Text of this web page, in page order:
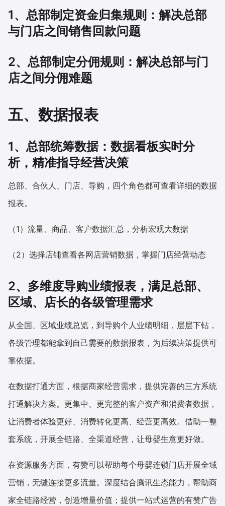
1、总部制定资金归集规则：解决总部
与门店之间销售回款问题
2、总部制定分佣规则：解决总部与门
店之间分佣难题
五、数据报表
1、总部统筹数据：数据看板实时分
析，精准指导经营决策
总部、合伙人、门店、导购，四个角色都可查看详细的数据
报表。
（1）流量、商品、客户数据汇总，分析宏观大数据
（2）选择店铺查看各网店营销数据，掌握门店经营动态
2、多维度导购业绩报表，满足总部、
区域、店长的各级管理需求
从全国、区域业绩总览，到导购个人业绩明细，层层下钻，
各级管理都能拿到自己需要的数据报表，为后续决策提供可
靠依据。
在数据打通方面，根据商家经营需求，提供完善的三方系统
打通解决方案。更集中、更完整的客户资产和消费者数据，
让消费者体验更好、消费转化更高、经营更高效。借助一整
套系统，开展全链路、全渠道经营，让母婴生意更好做。
在资源服务方面，有赞可以帮助每个母婴连锁门店开展全域
营销，无缝连接更多流量。深度结合腾讯生态能力，帮助商
家全链路经营，创造增量价值；提供一站式运营的有赞广告